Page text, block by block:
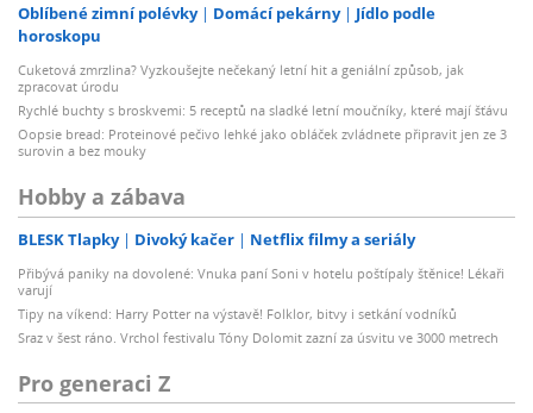
Oblíbené zimní polévky Domácí pekárny
Jídlo podle
horoskopu
Cuketová zmrzlina? Vyzkoušejte nečekaný letní hit a geniální způsob, jak
zpracovat úrodu
Rychlé buchty s broskvemi: 5 receptů na sladké letní moučníky, které mají šťávu
Oopsie bread: Proteinové pečivo lehké jako obláček zvládnete připravit jen ze 3
surovin a bez mouky
Hobby a zábava
BLESK Tlapky Divoký kačer Netflix filmy a seriály
Přibývá paniky na dovolené: Vnuka paní Soni v hotelu poštípaly štěnice! Lékaři
varují
Tipy na víkend: Harry Potter na výstavě! Folklor, bitvy i setkání vodníků
Sraz v šest ráno. Vrchol festivalu Tóny Dolomit zazní za úsvitu ve 3000 metrech
Pro generaci Z